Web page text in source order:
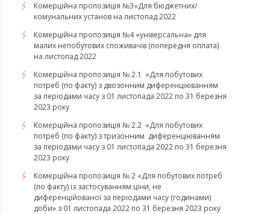
Комерційна пропозиція №3«Для бюджетних/
комунальних установ на листопад 2022
Комерційна пропозиція №4 «універсальна» для
малих непобутових споживачів (попередня оплата)
на листопад 2022
Комерційна пропозиція № 2.1 «Для побутових
потреб (по факту) з двозонним диференціюванням
за періодами часу з 01 листопада 2022 по 31 березня
2023 року
Комерційна пропозиція № 2.2 «Для побутових
потреб (по факту) з тризонним диференціюванням
за періодами часу з 01 листопада 2022 по 31 березня
2023 року
Комерційна пропозиція № 2 «Для побутових потреб
(по факту) із застосуванням ціни, не
диференційованої за періодами часу (годинами)
доби» з 01 листопада 2022 по 31 березня 2023 року